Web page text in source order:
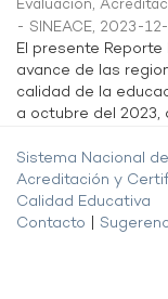
Evaluación,
- SINEACE, 2023-
El presente
avance de las
calidad de la
a octubre del 2023,
Sistema Nacional de
Acreditación y
Calidad Educativa
Contacto